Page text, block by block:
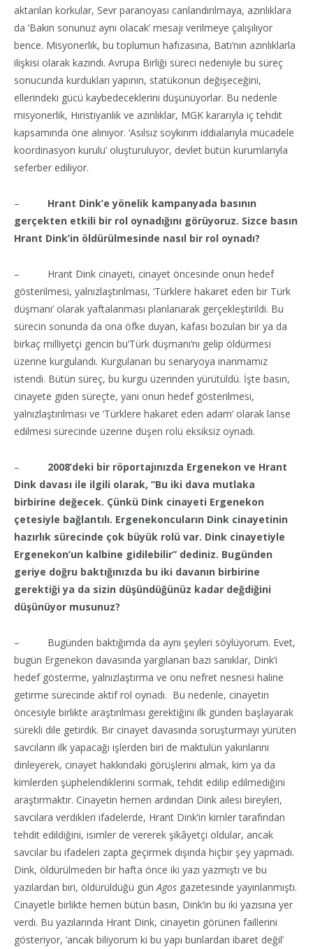
aktarılan korkular, Sevr paranoyası canlandırılmaya, azınlıklara
da ‘Bakın sonunuz aynı olacak’ mesajı verilmeye çalışılıyor
bence. Misyonerlik, bu toplumun hafızasına, Batı’nın azınlıklarla
ilişkisi olarak kazındı. Avrupa Birliği süreci nedeniyle bu süreç
sonucunda kurdukları yapının, statükonun değişeceğini,
ellerindeki gücü kaybedeceklerini düşünüyorlar. Bu nedenle
misyonerlik, Hıristiyanlık ve azınlıklar, MGK kararıyla iç tehdit
kapsamında öne alınıyor. ‘Asılsız soykırım iddialarıyla mücadele
koordinasyon kurulu’ oluşturuluyor, devlet bütün kurumlarıyla
seferber ediliyor.
– Hrant Dink’e yönelik kampanyada basının
gerçekten etkili bir rol oynadığını görüyoruz. Sizce basın
Hrant Dink’in öldürülmesinde nasıl bir rol oynadı?
– Hrant Dink cinayeti, cinayet öncesinde onun hedef
gösterilmesi, yalnızlaştırılması, ‘Türklere hakaret eden bir Türk
düşmanı’ olarak yaftalanması planlanarak gerçekleştirildi. Bu
sürecin sonunda da ona öfke duyan, kafası bozulan bir ya da
birkaç milliyetçi gencin bu‘Türk düşmanı’nı gelip öldürmesi
üzerine kurgulandı. Kurgulanan bu senaryoya inanmamız
istendi. Bütün süreç, bu kurgu üzerinden yürütüldü. İşte basın,
cinayete giden süreçte, yani onun hedef gösterilmesi,
yalnızlaştırılması ve ‘Türklere hakaret eden adam’ olarak lanse
edilmesi sürecinde üzerine düşen rolü eksiksiz oynadı.
– 2008’deki bir röportajınızda Ergenekon ve Hrant
Dink davası ile ilgili olarak, “Bu iki dava mutlaka
birbirine değecek. Çünkü Dink cinayeti Ergenekon
çetesiyle bağlantılı. Ergenekoncuların Dink cinayetinin
hazırlık sürecinde çok büyük rolü var. Dink cinayetiyle
Ergenekon’un kalbine gidilebilir” dediniz. Bugünden
geriye doğru baktığınızda bu iki davanın birbirine
gerektiği ya da sizin düşündüğünüz kadar değdiğini
düşünüyor musunuz?
– Bugünden baktığımda da aynı şeyleri söylüyorum. Evet,
bugün Ergenekon davasında yargılanan bazı sanıklar, Dink’i
hedef gösterme, yalnızlaştırma ve onu nefret nesnesi haline
getirme sürecinde aktif rol oynadı. Bu nedenle, cinayetin
öncesiyle birlikte araştırılması gerektiğini ilk günden başlayarak
sürekli dile getirdik. Bir cinayet davasında soruşturmayı yürüten
savcıların ilk yapacağı işlerden biri de maktulün yakınlarını
dinleyerek, cinayet hakkındaki görüşlerini almak, kim ya da
kimlerden şüphelendiklerini sormak, tehdit edilip edilmediğini
araştırmaktır. Cinayetin hemen ardından Dink ailesi bireyleri,
savcılara verdikleri ifadelerde, Hrant Dink’in kimler tarafından
tehdit edildiğini, isimler de vererek şikâyetçi oldular, ancak
savcılar bu ifadeleri zapta geçirmek dışında hiçbir şey yapmadı.
Dink, öldürülmeden bir hafta önce iki yazı yazmıştı ve bu
yazılardan biri, öldürüldüğü gün Agos gazetesinde yayınlanmıştı.
Cinayetle birlikte hemen bütün basın, Dink’in bu iki yazısına yer
verdi. Bu yazılarında Hrant Dink, cinayetin görünen faillerini
gösteriyor, ‘ancak biliyorum ki bu yapı bunlardan ibaret değil’